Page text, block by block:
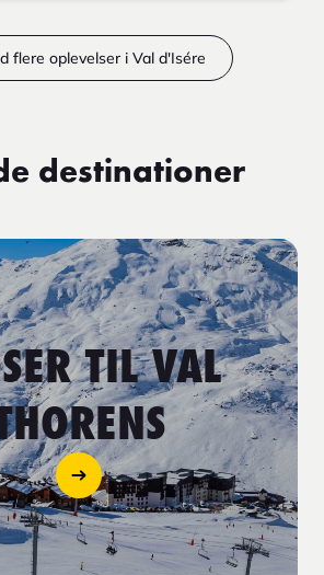
flere oplevelser i Val d'Isére
destinationer
TIL VAL